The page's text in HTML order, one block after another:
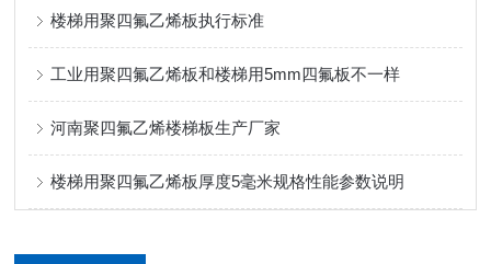
楼梯用聚四氟乙烯板执行标准
工业用聚四氟乙烯板和楼梯用5mm四氟板不一样
河南聚四氟乙烯楼梯板生产厂家
楼梯用聚四氟乙烯板厚度5毫米规格性能参数说明